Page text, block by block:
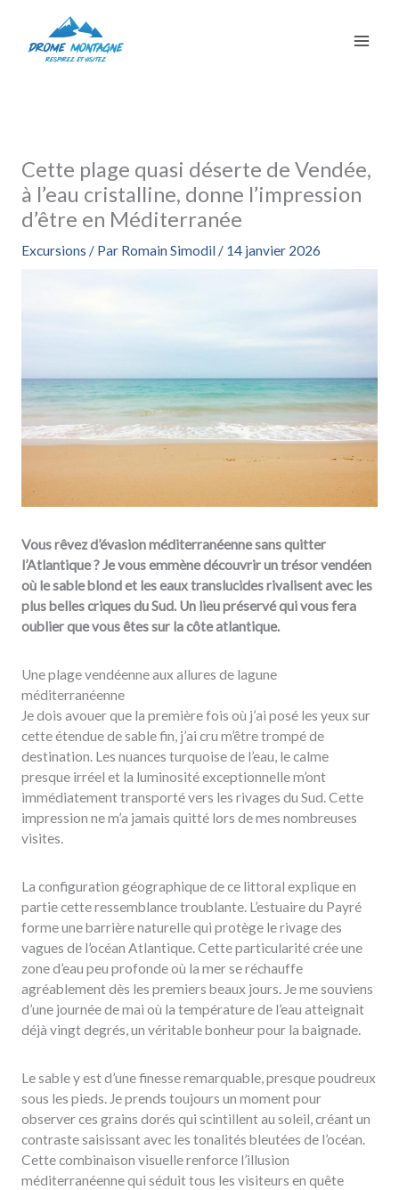
contenu
Cette plage quasi déserte de Vendée,
à l’eau cristalline, donne l’impression
d’être en Méditerranée
Excursions / Par Romain Simodil / 14 janvier 2026
Vous rêvez d’évasion méditerranéenne sans quitter
l’Atlantique ? Je vous emmène découvrir un trésor vendéen
où le sable blond et les eaux translucides rivalisent avec les
plus belles criques du Sud. Un lieu préservé qui vous fera
oublier que vous êtes sur la côte atlantique.
Une plage vendéenne aux allures de lagune
méditerranéenne
Je dois avouer que la première fois où j’ai posé les yeux sur
cette étendue de sable fin, j’ai cru m’être trompé de
destination. Les nuances turquoise de l’eau, le calme
presque irréel et la luminosité exceptionnelle m’ont
immédiatement transporté vers les rivages du Sud. Cette
impression ne m’a jamais quitté lors de mes nombreuses
visites.
La configuration géographique de ce littoral explique en
partie cette ressemblance troublante. L’estuaire du Payré
forme une barrière naturelle qui protège le rivage des
vagues de l’océan Atlantique. Cette particularité crée une
zone d’eau peu profonde où la mer se réchauffe
agréablement dès les premiers beaux jours. Je me souviens
d’une journée de mai où la température de l’eau atteignait
déjà vingt degrés, un véritable bonheur pour la baignade.
Le sable y est d’une finesse remarquable, presque poudreux
sous les pieds. Je prends toujours un moment pour
observer ces grains dorés qui scintillent au soleil, créant un
contraste saisissant avec les tonalités bleutées de l’océan.
Cette combinaison visuelle renforce l’illusion
méditerranéenne qui séduit tous les visiteurs en quête